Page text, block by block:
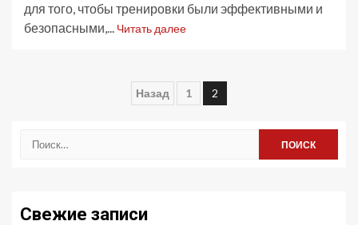
для того, чтобы тренировки были эффективными и
безопасными,... Читать далее
Пагинация
Назад 1 2
Найти:
Свежие записи